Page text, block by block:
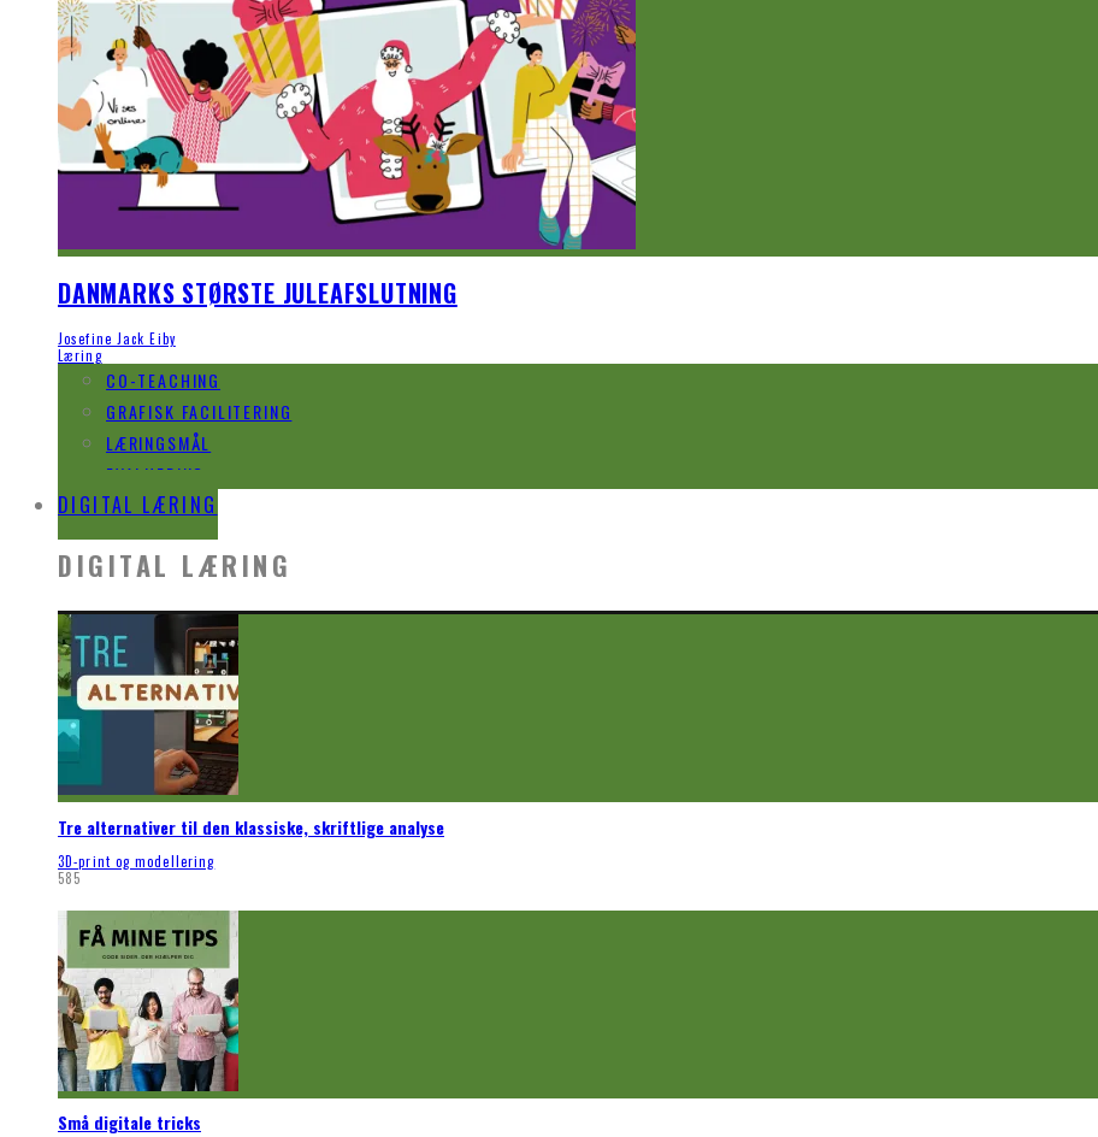
DANMARKS STØRSTE JULEAFSLUTNING
Josefine Jack Eiby
Læring
CO-TEACHING
GRAFISK FACILITERING
LÆRINGSMÅL
EVALUERING
DIGITAL LÆRING
DIGITAL LÆRING
Tre alternativer til den klassiske, skriftlige analyse
3D-print og modellering
585
Små digitale tricks